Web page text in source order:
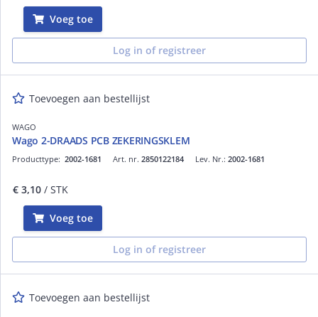
Voeg toe
Log in of registreer
Toevoegen aan bestellijst
WAGO
Wago 2-DRAADS PCB ZEKERINGSKLEM
Art. nr. 2850122184
Producttype: 2002-1681 Lev. Nr.: 2002-1681
€ 3,10 / STK
Voeg toe
Log in of registreer
Toevoegen aan bestellijst